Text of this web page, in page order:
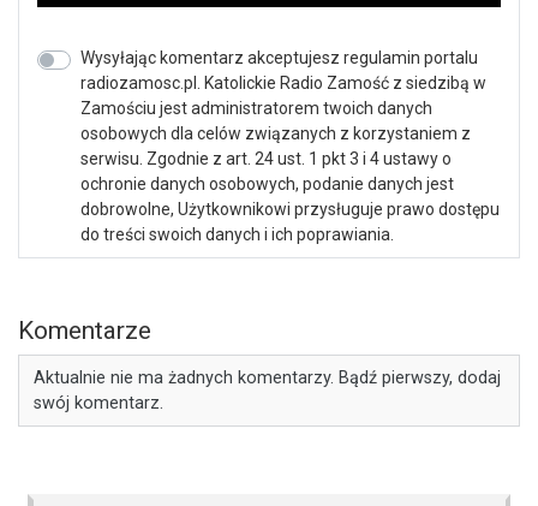
Wysyłając komentarz akceptujesz regulamin portalu
radiozamosc.pl. Katolickie Radio Zamość z siedzibą w
Zamościu jest administratorem twoich danych
osobowych dla celów związanych z korzystaniem z
serwisu. Zgodnie z art. 24 ust. 1 pkt 3 i 4 ustawy o
ochronie danych osobowych, podanie danych jest
dobrowolne, Użytkownikowi przysługuje prawo dostępu
do treści swoich danych i ich poprawiania.
Komentarze
Aktualnie nie ma żadnych komentarzy. Bądź pierwszy, dodaj
swój komentarz.